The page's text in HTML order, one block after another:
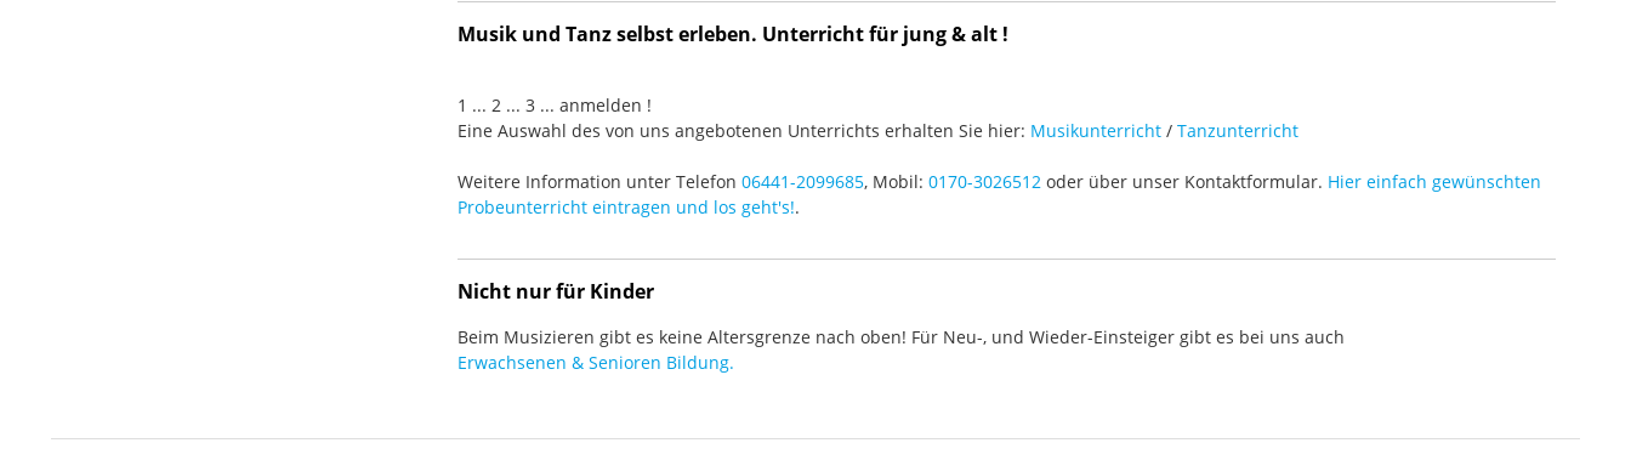
Musik und Tanz selbst erleben. Unterricht für jung & alt !
1 ... 2 ... 3 ... anmelden !
Eine Auswahl des von uns angebotenen Unterrichts erhalten Sie hier: Musikunterricht / Tanzunterricht
Weitere Information unter Telefon 06441-2099685, Mobil: 0170-3026512 oder über unser Kontaktformular. Hier einfach gewünschten
Probeunterricht eintragen und los geht's!.
Nicht nur für Kinder
Beim Musizieren gibt es keine Altersgrenze nach oben! Für Neu-, und Wieder-Einsteiger gibt es bei uns auch
Erwachsenen & Senioren Bildung.